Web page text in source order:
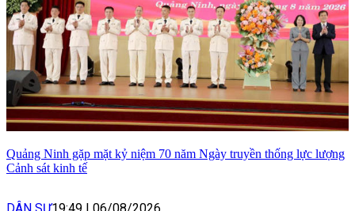
Quảng Ninh gặp mặt kỷ niệm 70 năm Ngày truyền thống lực lượng
Cảnh sát kinh tế